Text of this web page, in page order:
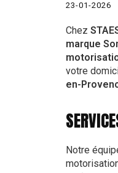
23-01-2026
Chez
marque
votre
en-
Notre